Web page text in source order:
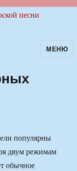
МЕНЮ
популярны
двум режимам
обычное